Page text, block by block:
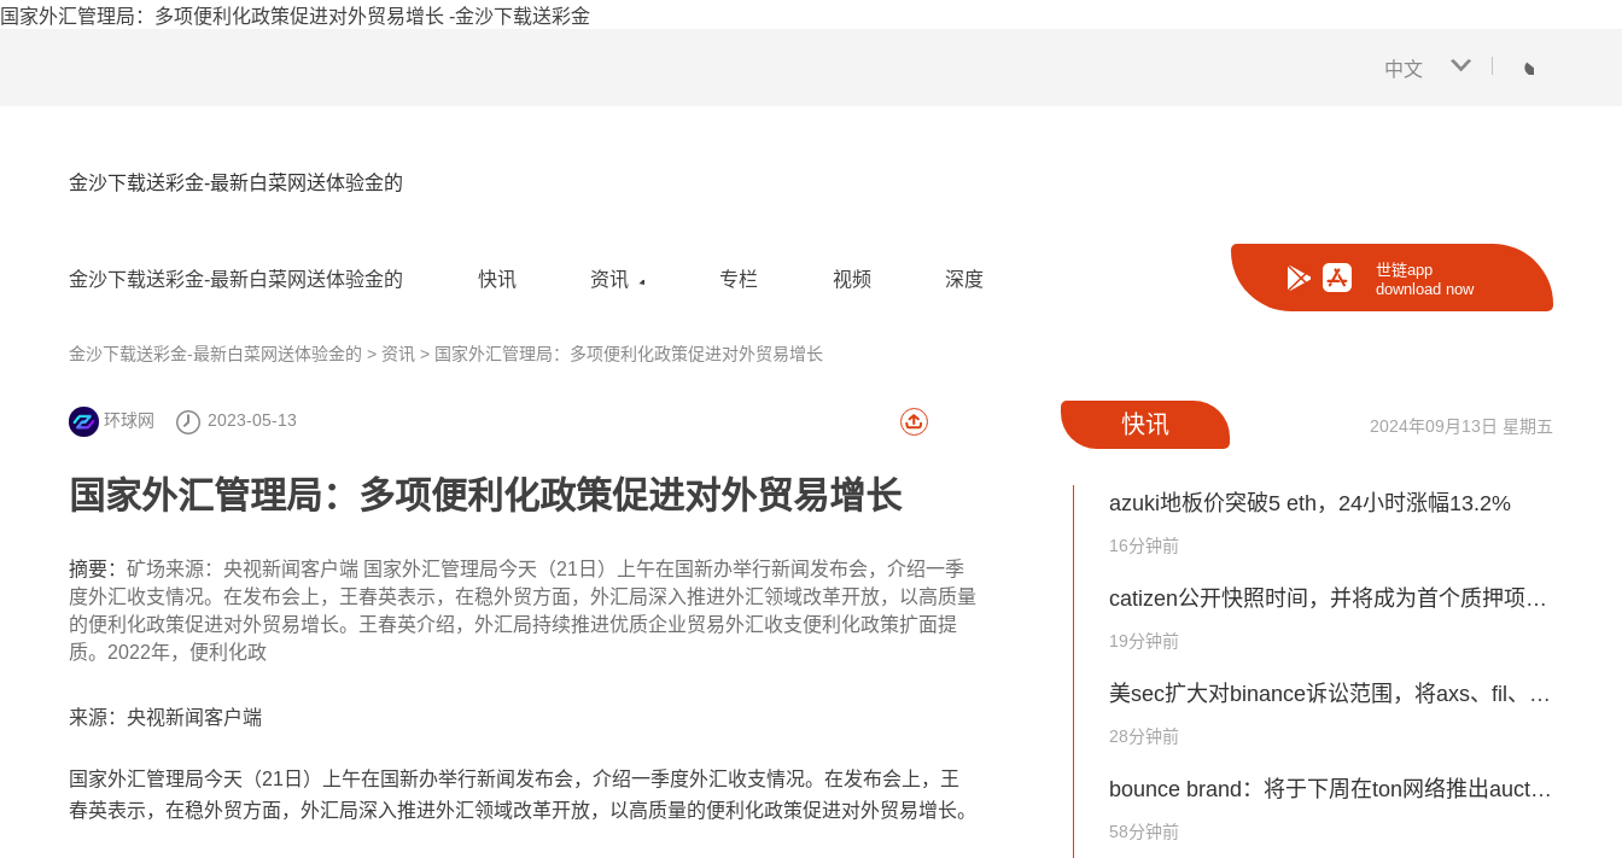
国家外汇管理局：多项便利化政策促进对外贸易增长 -金沙下载送彩金
中文
金沙下载送彩金-最新白菜网送体验金的
金沙下载送彩金-最新白菜网送体验金的 快讯 资讯
热点新闻
百科
技术
专栏 视频 深度
世链app
download now
金沙下载送彩金-最新白菜网送体验金的 > 资讯 > 国家外汇管理局：多项便利化政策促进对外贸易增长
环球网 2023-05-13
国家外汇管理局：多项便利化政策促进对外贸易增长
摘要： 矿场来源：央视新闻客户端 国家外汇管理局今天（21日）上午在国新办举行新闻发布会，介绍一季
度外汇收支情况。在发布会上，王春英表示，在稳外贸方面，外汇局深入推进外汇领域改革开放，以高质量
的便利化政策促进对外贸易增长。王春英介绍，外汇局持续推进优质企业贸易外汇收支便利化政策扩面提
质。2022年，便利化政
来源：央视新闻客户端
国家外汇管理局今天（21日）上午在国新办举行新闻发布会，介绍一季度外汇收支情况。在发布会上，王
春英表示，在稳外贸方面，外汇局深入推进外汇领域改革开放，以高质量的便利化政策促进对外贸易增长。
快讯 2024年09月13日 星期五
azuki地板价突破5 eth，24小时涨幅13.2%
16分钟前
catizen公开快照时间，并将成为首个质押项目
代币获取交易平台代币的项目
19分钟前
美sec扩大对binance诉讼范围，将axs、fil、at
om等代币认定为证券
28分钟前
bounce brand：将于下周在ton网络推出auctio
58分钟前